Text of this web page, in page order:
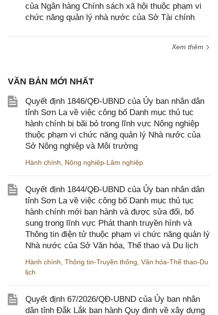
của Ngân hàng Chính sách xã hội thuộc phạm vi
chức năng quản lý nhà nước của Sở Tài chính
Xem thêm
VĂN BẢN MỚI NHẤT
Quyết định 1846/QĐ-UBND của Ủy ban nhân dân
tỉnh Sơn La về việc công bố Danh mục thủ tục
hành chính bị bãi bỏ trong lĩnh vực Nông nghiệp
thuộc phạm vi chức năng quản lý Nhà nước của
Sở Nông nghiệp và Môi trường
Hành chính Nông nghiệp-Lâm nghiệp
Quyết định 1844/QĐ-UBND của Ủy ban nhân dân
tỉnh Sơn La về việc công bố Danh mục thủ tục
hành chính mới ban hành và được sửa đổi, bổ
sung trong lĩnh vực Phát thanh truyền hình và
Thông tin điện tử thuộc phạm vi chức năng quản lý
Nhà nước của Sở Văn hóa, Thể thao và Du lịch
Hành chính Thông tin-Truyền thông Văn hóa-Thể thao-Du
lịch
Quyết định 67/2026/QĐ-UBND của Ủy ban nhân
dân tỉnh Đắk Lắk ban hành Quy định về xây dựng